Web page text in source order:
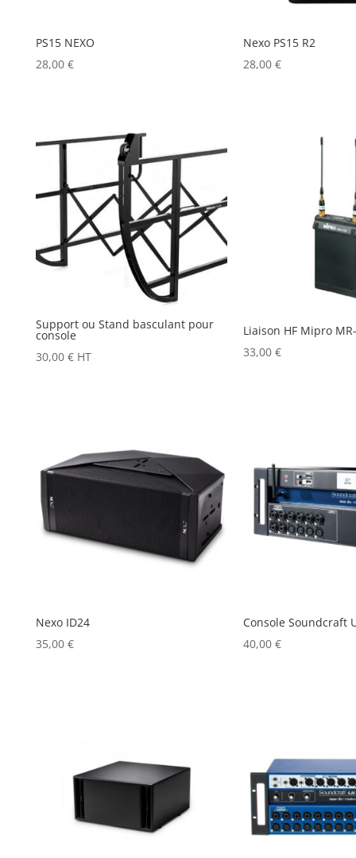
PS15 NEXO
28,00 €
Nexo PS15 R2
28,00 €
Support ou Stand basculant pour
console
30,00 € HT
Liaison HF Mipro
33,00 €
Nexo ID24
35,00 €
Console Soundcraft
40,00 €